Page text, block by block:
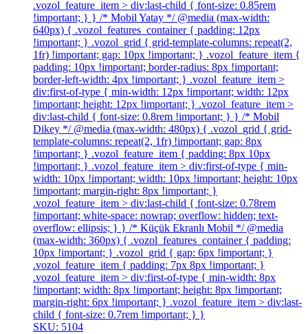
.vozol_feature_item > div:last-child { font-size: 0.85rem
!important; } } /* Mobil Yatay */ @media (max-width:
640px) { .vozol_features_container { padding: 12px
!important; } .vozol_grid { grid-template-columns: repeat(2,
1fr) !important; gap: 10px !important; } .vozol_feature_item {
padding: 10px !important; border-radius: 8px !important;
border-left-width: 4px !important; } .vozol_feature_item >
div:first-of-type { min-width: 12px !important; width: 12px
!important; height: 12px !important; } .vozol_feature_item >
div:last-child { font-size: 0.8rem !important; } } /* Mobil
Dikey */ @media (max-width: 480px) { .vozol_grid { grid-
template-columns: repeat(2, 1fr) !important; gap: 8px
!important; } .vozol_feature_item { padding: 8px 10px
!important; } .vozol_feature_item > div:first-of-type { min-
width: 10px !important; width: 10px !important; height: 10px
!important; margin-right: 8px !important; }
.vozol_feature_item > div:last-child { font-size: 0.78rem
!important; white-space: nowrap; overflow: hidden; text-
overflow: ellipsis; } } /* Küçük Ekranlı Mobil */ @media
(max-width: 360px) { .vozol_features_container { padding:
10px !important; } .vozol_grid { gap: 6px !important; }
.vozol_feature_item { padding: 7px 8px !important; }
.vozol_feature_item > div:first-of-type { min-width: 8px
!important; width: 8px !important; height: 8px !important;
margin-right: 6px !important; } .vozol_feature_item > div:last-
child { font-size: 0.7rem !important; } }
SKU: 5104